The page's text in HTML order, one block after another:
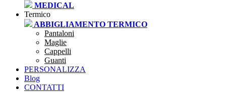
MEDICAL
Termico
ABBIGLIAMENTO TERMICO
Pantaloni
Maglie
Cappelli
Guanti
PERSONALIZZA
Blog
CONTATTI